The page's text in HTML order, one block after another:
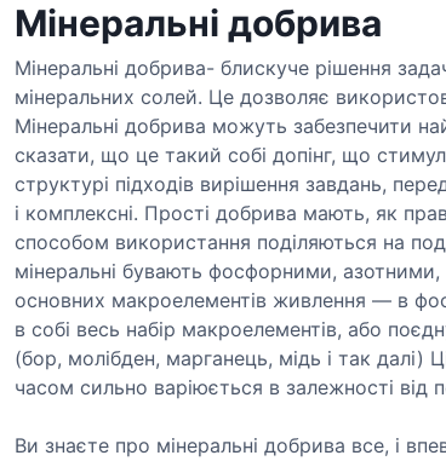
Мінеральні добрива
Мінеральні добрива- блискуче рішення
мінеральних солей. Це дозволяє
Мінеральні добрива можуть забезпечити
сказати, що це такий собі допінг, що
структурі підходів вирішення завдань,
і комплексні. Прості добрива мають, як
способом використання поділяються на
мінеральні бувають фосфорними,
основних макроелементів живлення — в
в собі весь набір макроелементів, або
(бор, молібден, марганець, мідь і так
часом сильно варіюється в залежності від
Ви знаєте про мінеральні добрива все, і